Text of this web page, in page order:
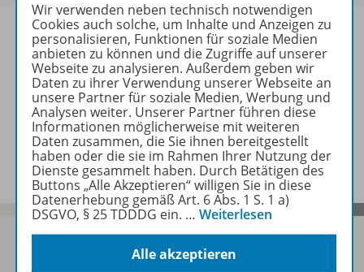
Informationen
Beschreibung
Wir verwenden neben technisch notwendigen
Cookies auch solche, um Inhalte und Anzeigen zu
personalisieren, Funktionen für soziale Medien
anbieten zu können und die Zugriffe auf unserer
Webseite zu analysieren. Außerdem geben wir
Daten zu ihrer Verwendung unserer Webseite an
unsere Partner für soziale Medien, Werbung und
Analysen weiter. Unserer Partner führen diese
Informationen möglicherweise mit weiteren
Daten zusammen, die Sie ihnen bereitgestellt
haben oder die sie im Rahmen Ihrer Nutzung der
Dienste gesammelt haben. Durch Betätigen des
Buttons „Alle Akzeptieren“ willigen Sie in diese
Datenerhebung gemäß Art. 6 Abs. 1 S. 1 a)
DSGVO, § 25 TDDDG ein. … Weiterlesen
Alle akzeptieren